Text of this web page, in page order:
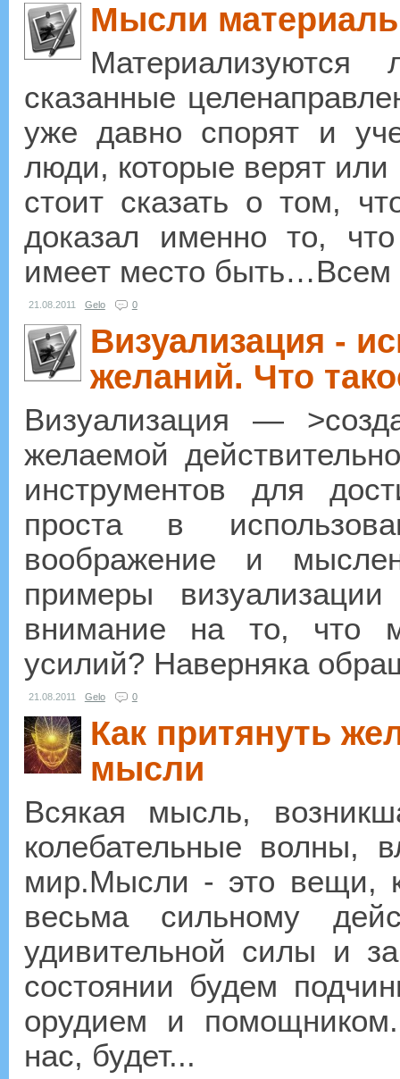
Мысли
сказанные
уже давно спорят и
люди, которые верят
стоит сказать о том,
доказал именно то,
имеет место быть…Всем
21.08.2011 Gelo 0
Визуализация -
желаний. Что
Визуализация —
желаемой
инструментов для
проста в
воображение и
примеры
внимание на то, что
усилий? Наверняка
21.08.2011 Gelo 0
Как притянуть
мысли
Всякая мысль,
колебательные волны,
мир.Мысли - это вещи,
весьма сильному
удивительной силы и
состоянии будем
орудием и
нас, будет...